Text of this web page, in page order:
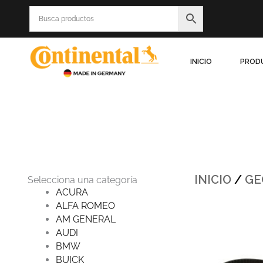
INICIO
Selecciona una categoría
ACURA
ALFA ROMEO
AM GENERAL
AUDI
BMW
BUICK
INICIO/